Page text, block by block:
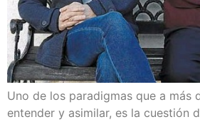
Uno de los para­dig­mas que a más
enten­der y asi­mi­lar, es la cues­tión